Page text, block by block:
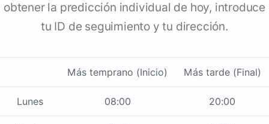
obtener la predicción individual de hoy, introduce
tu ID de seguimiento y tu dirección.
Más temprano (Inicio) Más tarde (Final)
Lunes 08:00 20:00